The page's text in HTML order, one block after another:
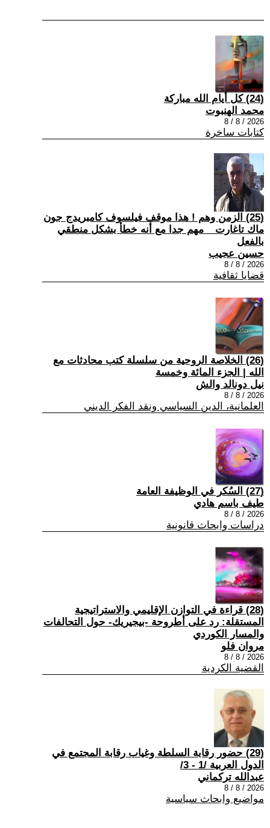
(24) كل أيام الله مباركة
محمد الهنبوت
2026 / 8 / 8
كتابات ساخرة
(25) الزمن وهم ! هذا موقف فيلسوف كامبريدج جون
ماك تاغارت _ مهم جدا مع أنه خطأ بشكل منطقي
بالفعل
حسين عجيب
2026 / 8 / 8
قضايا ثقافية
(26) الخلاصة الروحية من سلسلة كتب محادثات مع
الله | الجزء المائة وخمسة
نيل دونالد والش
2026 / 8 / 8
العلمانية، الدين السياسي ونقد الفكر الديني
(27) السُكر في الوظيفة العامة
طيف باسم هادي
2026 / 8 / 8
دراسات وابحاث قانونية
(28) قراءة في التوازن الإقليمي والاستراتيجية
المستقلة: رد على أطروحة -بيجيريك- حول التحالفات
والمسار الكوردي
مروان فلو
2026 / 8 / 8
القضية الكردية
(29) حضور رقابة السلطة وغياب رقابة المجتمع في
الدول العربية /1 - 3/
عبدالله تركماني
2026 / 8 / 8
مواضيع وابحاث سياسية